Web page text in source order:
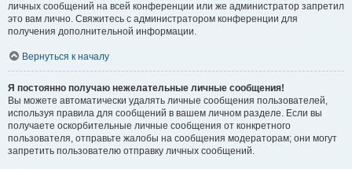
личных сообщений на всей конференции или же администратор запретил
это вам лично. Свяжитесь с администратором конференции для
получения дополнительной информации.
Вернуться к началу
Я постоянно получаю нежелательные личные сообщения!
Вы можете автоматически удалять личные сообщения пользователей,
используя правила для сообщений в вашем личном разделе. Если вы
получаете оскорбительные личные сообщения от конкретного
пользователя, отправьте жалобы на сообщения модераторам; они могут
запретить пользователю отправку личных сообщений.